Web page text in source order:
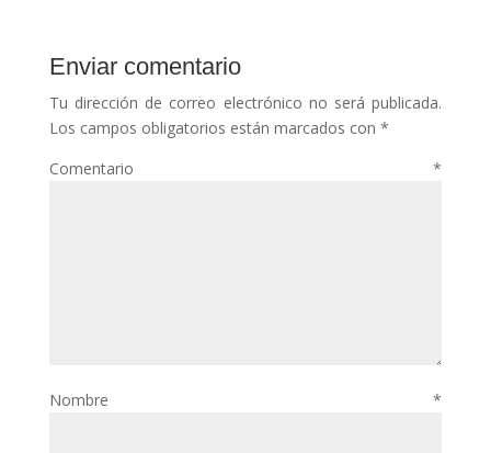
Enviar comentario
Tu dirección de correo electrónico no será publicada.
Los campos obligatorios están marcados con *
Comentario*
Nombre*